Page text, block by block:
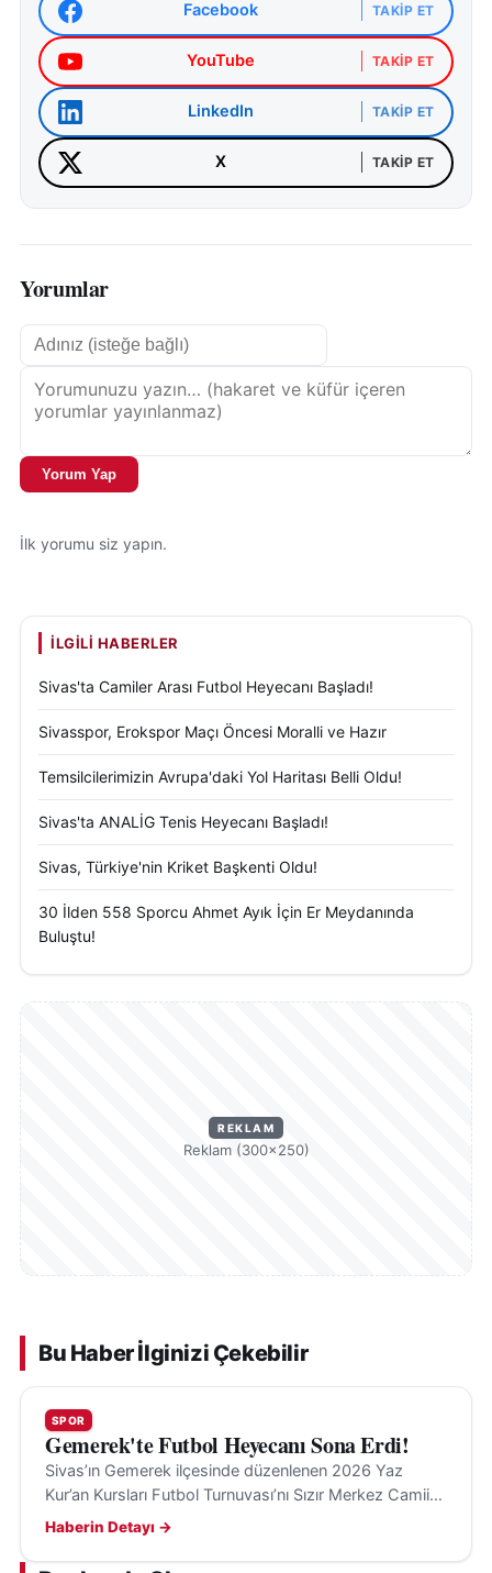
Facebook TAKIP ET
YouTube TAKIP ET
LinkedIn TAKIP ET
X TAKIP ET
Yorumlar
Yorum Yap
İlk yorumu siz yapın.
İLGILI HABERLER
Sivas'ta Camiler Arası Futbol Heyecanı Başladı!
Sivasspor, Erokspor Maçı Öncesi Moralli ve Hazır
Temsilcilerimizin Avrupa'daki Yol Haritası Belli Oldu!
Sivas'ta ANALİG Tenis Heyecanı Başladı!
Sivas, Türkiye'nin Kriket Başkenti Oldu!
30 İlden 558 Sporcu Ahmet Ayık İçin Er Meydanında
Buluştu!
REKLAM
Reklam (300×250)
Bu Haber İlginizi Çekebilir
SPOR
Gemerek'te Futbol Heyecanı Sona Erdi!
Sivas’ın Gemerek ilçesinde düzenlenen 2026 Yaz
Kur’an Kursları Futbol Turnuvası’nı Sızır Merkez Camii
öğrencileri kazandı; kupa ve madalyalar kapanışta
Haberin Detayı →